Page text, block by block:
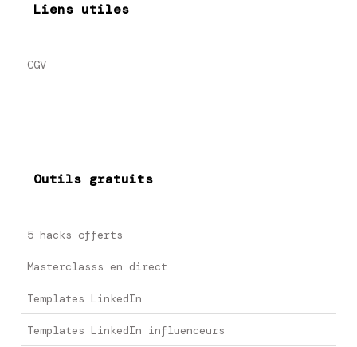
Liens utiles
CGV
Outils gratuits
5 hacks offerts
Masterclasss en direct
Templates LinkedIn
Templates LinkedIn influenceurs